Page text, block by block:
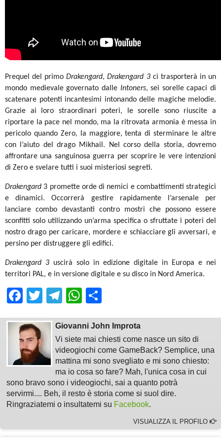
Prequel del primoDrakengard,Drakengard 3ci trasporterà in un
mondo medievale governato dalle Intoners, sei sorelle capaci di
scatenare potenti incantesimi intonando delle magiche melodie.
Grazie ai loro straordinari poteri, le sorelle sono riuscite a
riportare la pace nel mondo, ma la ritrovata armonia è messa in
pericolo quando Zero, la maggiore, tenta di sterminare le altre
con l’aiuto del drago Mikhail. Nel corso della storia, dovremo
affrontare una sanguinosa guerra per scoprire le vere intenzioni
di Zero e svelare tutti i suoi misteriosi segreti.
Drakengard 3 promette orde di nemici e combattimenti strategici
e dinamici. Occorrerà gestire rapidamente l’arsenale per
lanciare combo devastanti contro mostri che possono essere
sconfitti solo utilizzando un’arma specifica o sfruttate i poteri del
nostro drago per caricare, mordere e schiacciare gli avversari, e
persino per distruggere gli edifici.
Drakengard 3 uscirà solo in edizione digitale in Europa e nei
territori PAL, e in versione digitale e su disco in Nord America.
Facebook
TwitterTelegram
WhatsApp
Giovanni John Improta
Vi siete mai chiesti come nasce un sito di
videogiochi come GameBack? Semplice, una
mattina mi sono svegliato e mi sono chiesto:
ma io cosa so fare? Mah, l'unica cosa in cui
sono bravo sono i videogiochi, sai a quanto potrà
servirmi.... Beh, il resto è storia come si suol dire.
Ringraziatemi o insultatemi su Facebook.
VISUALIZZA IL PROFILO